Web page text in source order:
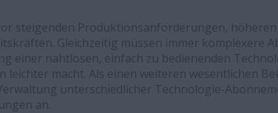
steigenden Produktionsanforderungen,
Gleichzeitig müssen immer komplexere
einer nahtlosen, einfach zu bedienenden
leichter macht. Als einen weiteren wesentlichen
unterschiedlicher Technologie-
an.